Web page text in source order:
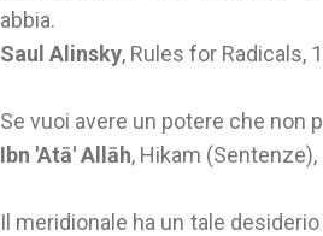
abbia.
Saul Alinsky, Rules for Radicals,
Se vuoi avere un potere che non
Ibn 'Atā' Allāh, Hikam (Sentenze),
Il meridionale ha un tale